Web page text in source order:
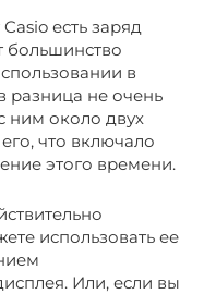
есть заряд
большинство
в
разница не очень
ним около двух
что включало
этого времени.
использовать ее
Или, если вы